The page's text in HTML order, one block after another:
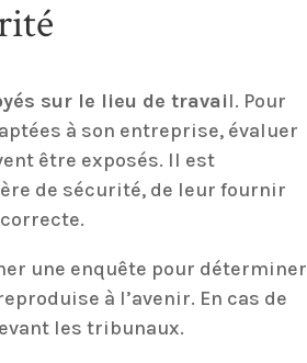
sur le lieu de travail. Pour
à son entreprise, évaluer
être exposés. Il est
de sécurité, de leur fournir
une enquête pour déterminer
à l’avenir. En cas de
les tribunaux.